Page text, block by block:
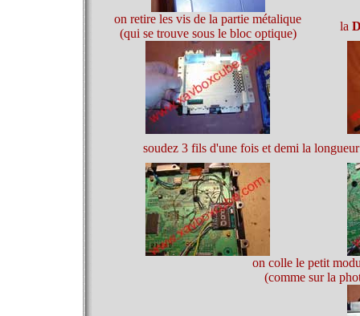
on retire les vis de la partie métalique
(qui se trouve sous le bloc optique)
la
soudez 3 fils d'une fois et demi la
on colle le petit
(comme sur la